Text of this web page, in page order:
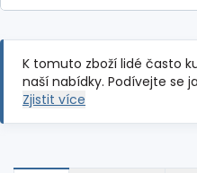
K tomuto zboží lidé často
naší nabídky. Podívejte se
Zjistit více